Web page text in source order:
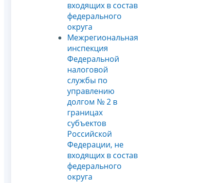
входящих в состав
федерального
округа
Межрегиональная
инспекция
Федеральной
налоговой
службы по
управлению
долгом № 2 в
границах
субъектов
Российской
Федерации, не
входящих в состав
федерального
округа